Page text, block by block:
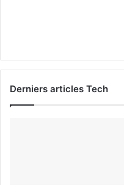
Derniers articles Tech